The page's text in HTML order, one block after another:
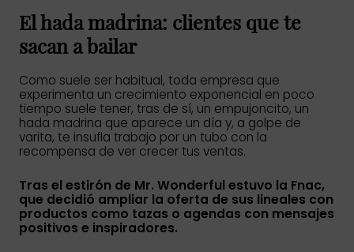
El hada madrina: clientes que te
sacan a bailar
Como suele ser habitual, toda empresa que
experimenta un crecimiento exponencial en poco
tiempo suele tener, tras de sí, un empujoncito, un
hada madrina que aparece un día y, a golpe de
varita, te insufla trabajo por un tubo con la
recompensa de ver crecer tus ventas.
Tras el estirón de Mr. Wonderful estuvo la Fnac,
que decidió ampliar la oferta de sus lineales con
productos como tazas o agendas con mensajes
positivos e inspiradores.